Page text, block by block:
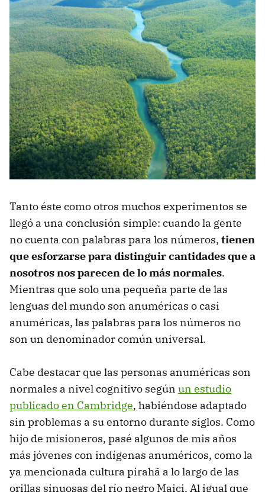
Tanto éste como otros muchos experimentos se
llegó a una conclusión simple: cuando la gente
no cuenta con palabras para los números, tienen
que esforzarse para distinguir cantidades que a
nosotros nos parecen de lo más normales.
Mientras que solo una pequeña parte de las
lenguas del mundo son anuméricas o casi
anuméricas, las palabras para los números no
son un denominador común universal.
Cabe destacar que las personas anuméricas son
normales a nivel cognitivo según un estudio
publicado en Cambridge, habiéndose adaptado
sin problemas a su entorno durante siglos. Como
hijo de misioneros, pasé algunos de mis años
más jóvenes con indígenas anuméricos, como la
ya mencionada cultura pirahã a lo largo de las
orillas sinuosas del río negro Maici. Al igual que